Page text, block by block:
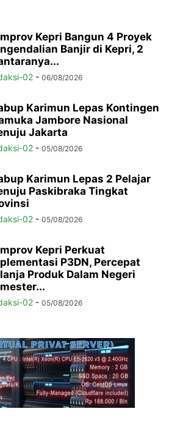
Kepri Bangun 4 Proyek
Banjir di Kepri, 2
02 - 06/08/2026
Karimun Lepas Kontingen
Jambore Nasional
Jakarta
02 - 05/08/2026
Karimun Lepas 2 Pelajar
Paskibraka Tingkat
02 - 05/08/2026
Kepri Perkuat
P3DN, Percepat
Produk Dalam Negeri
02 - 05/08/2026